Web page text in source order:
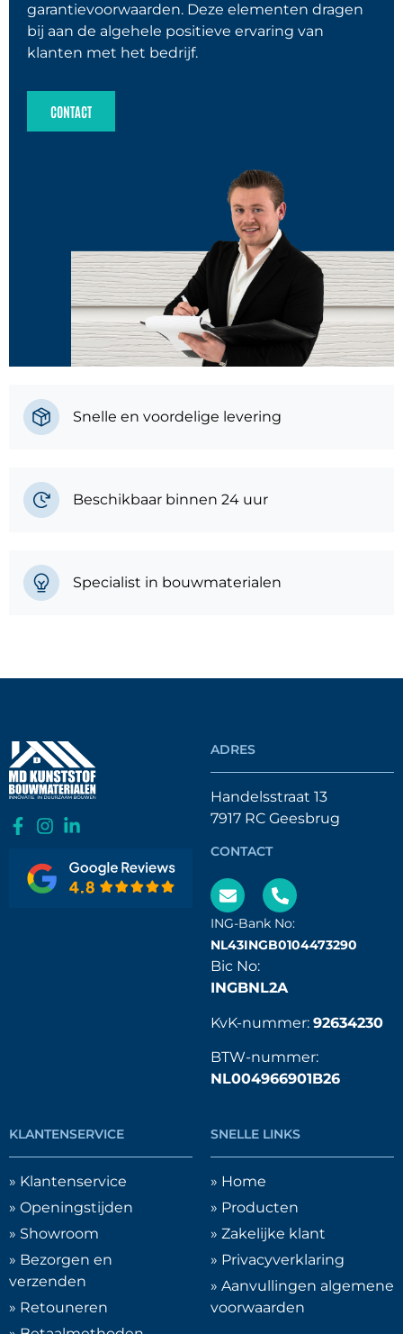
garantievoorwaarden. Deze elementen dragen
bij aan de algehele positieve ervaring van
klanten met het bedrijf.
CONTACT
Snelle en voordelige levering
Beschikbaar binnen 24 uur
Specialist in bouwmaterialen
ADRES
Handelsstraat 13
7917 RC Geesbrug
CONTACT
ING-Bank No:
NL43INGB0104473290
Bic No:
INGBNL2A
KvK-nummer: 92634230
BTW-nummer:
NL004966901B26
KLANTENSERVICE
» Klantenservice
» Openingstijden
» Showroom
» Bezorgen en
verzenden
» Retouneren
SNELLE LINKS
» Home
» Producten
» Zakelijke klant
» Privacyverklaring
» Aanvullingen algemene
voorwaarden